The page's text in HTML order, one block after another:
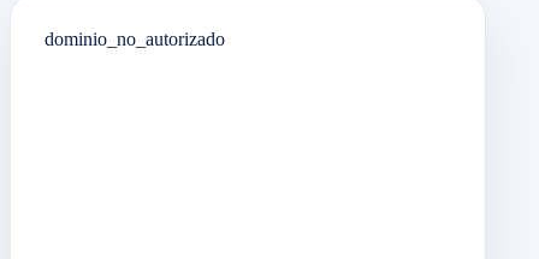
dominio_no_autorizado